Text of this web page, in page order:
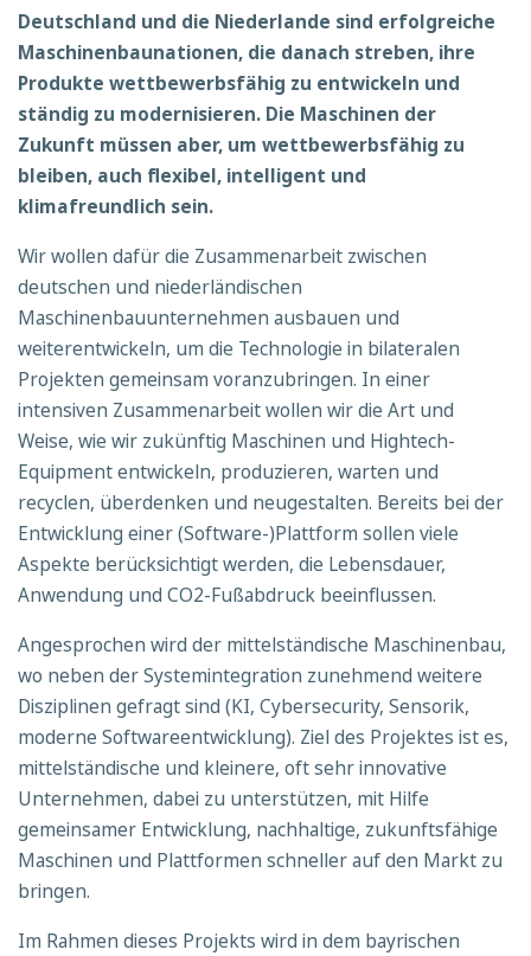
Deutschland und die Niederlande sind erfolgreiche
Maschinenbaunationen, die danach streben, ihre
Produkte wettbewerbsfähig zu entwickeln und
ständig zu modernisieren. Die Maschinen der
Zukunft müssen aber, um wettbewerbsfähig zu
bleiben, auch flexibel, intelligent und
klimafreundlich sein.
Wir wollen dafür die Zusammenarbeit zwischen
deutschen und niederländischen
Maschinenbauunternehmen ausbauen und
weiterentwickeln, um die Technologie in bilateralen
Projekten gemeinsam voranzubringen. In einer
intensiven Zusammenarbeit wollen wir die Art und
Weise, wie wir zukünftig Maschinen und Hightech-
Equipment entwickeln, produzieren, warten und
recyclen, überdenken und neugestalten. Bereits bei der
Entwicklung einer (Software-)Plattform sollen viele
Aspekte berücksichtigt werden, die Lebensdauer,
Anwendung und CO2-Fußabdruck beeinflussen.
Angesprochen wird der mittelständische Maschinenbau,
wo neben der Systemintegration zunehmend weitere
Disziplinen gefragt sind (KI, Cybersecurity, Sensorik,
moderne Softwareentwicklung). Ziel des Projektes ist es,
mittelständische und kleinere, oft sehr innovative
Unternehmen, dabei zu unterstützen, mit Hilfe
gemeinsamer Entwicklung, nachhaltige, zukunftsfähige
Maschinen und Plattformen schneller auf den Markt zu
bringen.
Im Rahmen dieses Projekts wird in dem bayrischen